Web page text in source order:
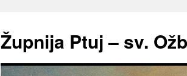
vsebino
Župnija Ptuj – sv.